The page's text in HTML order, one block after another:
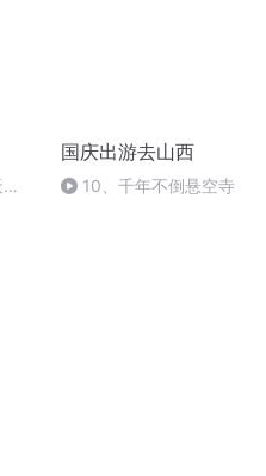
国庆出游去山西
10、千年不倒悬空寺